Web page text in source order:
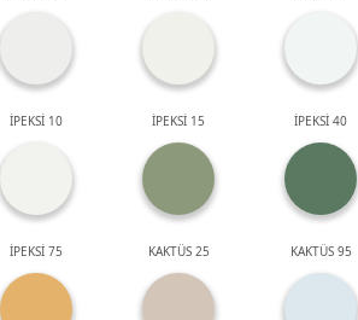
İPEKSİ 10 İPEKSİ 15 İPEKSİ 40
İPEKSİ 75 KAKTÜS 25 KAKTÜS 95